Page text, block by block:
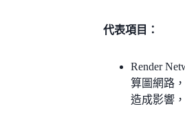
代表項目：
Render
算圖網路
造成影響